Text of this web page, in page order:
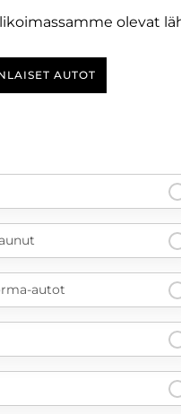
olevat
AUTOT
autot